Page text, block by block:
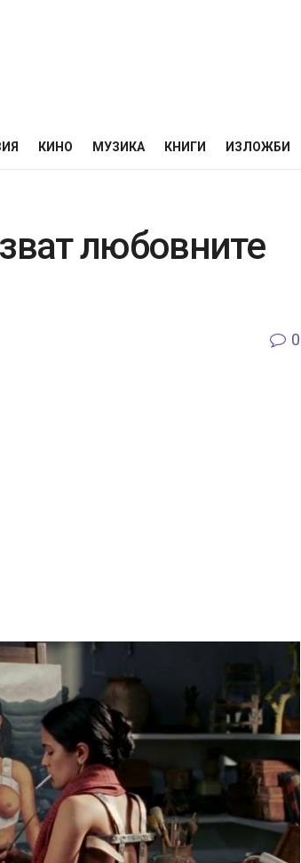
КИНО МУЗИКА КНИГИ ИЗЛОЖБИ
любовните
0